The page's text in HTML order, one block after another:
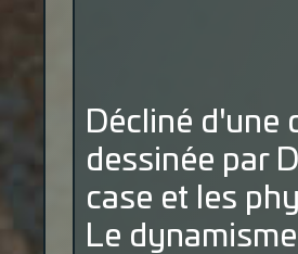
Décliné d'une
dessinée par
case et les
Le